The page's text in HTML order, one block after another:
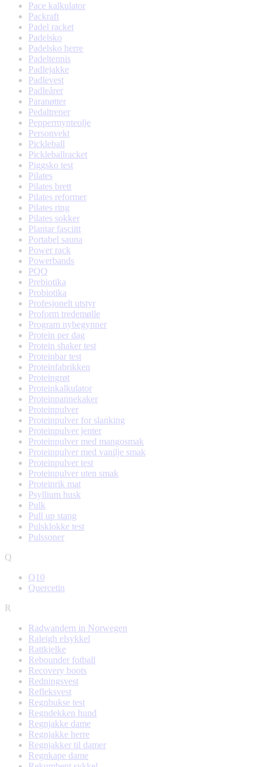
Pace kalkulator
Packraft
Padel racket
Padelsko
Padelsko herre
Padeltennis
Padlejakke
Padlevest
Padleårer
Paranøtter
Pedaltrener
Peppermynteolje
Personvekt
Pickleball
Pickleballracket
Piggsko test
Pilates
Pilates brett
Pilates reformer
Pilates ring
Pilates sokker
Plantar fasciitt
Portabel sauna
Power rack
Powerbands
PQQ
Prebiotika
Probiotika
Profesjonelt utstyr
Proform tredemølle
Program nybegynner
Protein per dag
Protein shaker test
Proteinbar test
Proteinfabrikken
Proteingrøt
Proteinkalkulator
Proteinpannekaker
Proteinpulver
Proteinpulver for slanking
Proteinpulver jenter
Proteinpulver med mangosmak
Proteinpulver med vanilje smak
Proteinpulver test
Proteinpulver uten smak
Proteinrik mat
Psyllium husk
Pulk
Pull up stang
Pulsklokke test
Pulssoner
Q
Q10
Quercetin
R
Radwandern in Norwegen
Raleigh elsykkel
Rattkjelke
Rebounder fotball
Recovery boots
Redningsvest
Refleksvest
Regnbukse test
Regndekken hund
Regnjakke dame
Regnjakke herre
Regnjakker til damer
Regnkape dame